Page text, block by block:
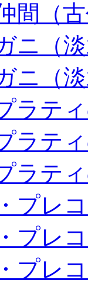
間（
ニ（
ニ（
ラテ
ラテ
ラテ
プレ
プレ
プレ